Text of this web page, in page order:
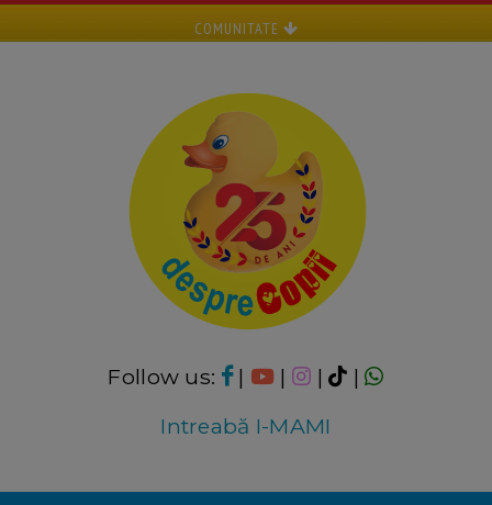
COMUNITATE
Follow us: | | |
|
Intreabă I-MAMI